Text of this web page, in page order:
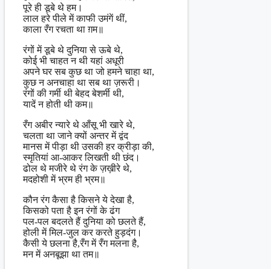
पूरे ही डूबे थे हम।
लाल हरे पीले में काफी उमंगें थीं,
काला रँग रचता था ग़म॥
रंगों में डूबे थे दुनिया से ऊबे थे,
कोई भी चाहत न थी यहां अधूरी
अपने घर सब कुछ था जो हमने चाहा था,
कुछ न अनचाहा था सब था ज़रूरी।
रंगों की गर्मी थी बेहद बेशर्मी थी,
यादें न होती थी कम॥
रँग अबीर न्यारे थे आँसू भी खारे थे,
चलता था जाने क्यों अन्तर में द्वंद
मानस में पीड़ा थी उसकी हर क्रीड़ा की,
स्मृतियां आ-आकर लिखती थी छंद।
ढोल थे मजीरे थे रंग के ज़ख़ीरे थे,
मदहोशी में भ्रम ही भ्रम॥
कौन रंग कैसा है किसने ये देखा है,
किसको पता है इन रंगों के ढंग
पल-पल बदलते हैं दुनिया को छलते हैं,
होली में मिल-जुल कर करते हुड़दंग।
कैसी ये छलना है,रँग में रँग मलना है,
मन में अनबूझा था तम॥